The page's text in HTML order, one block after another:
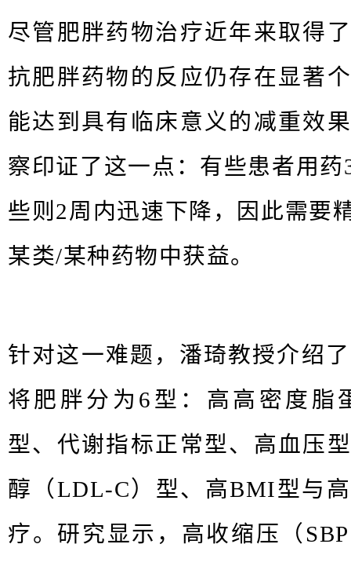
尽管肥胖药物治疗近年来取得
抗肥胖药物的反应仍存在显著
能达到具有临床意义的减重效
察印证了这⼀点：有些患者⽤
些则2周内迅速下降，因此需要
某类/某种药物中获益。
针对这⼀难题，潘琦教授介绍
将肥胖分为6型：高高密度脂
型、代谢指标正常型、高血压
醇（LDL-C）型、⾼BMI型与
疗。研究显示，⾼收缩压（